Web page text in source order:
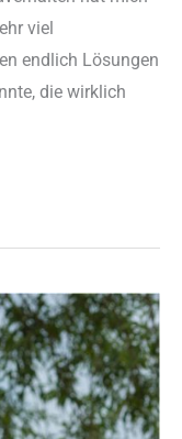
viel
endlich Lösungen
die wirklich